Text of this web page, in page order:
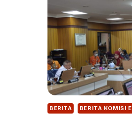
BERITA BERITA KOMISI E